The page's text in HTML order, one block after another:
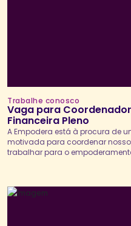
Trabalhe conosco
Vaga para
Financeira Pleno
A Empodera está à procura de
motivada para coordenar
trabalhar para o
organização, assegurando a